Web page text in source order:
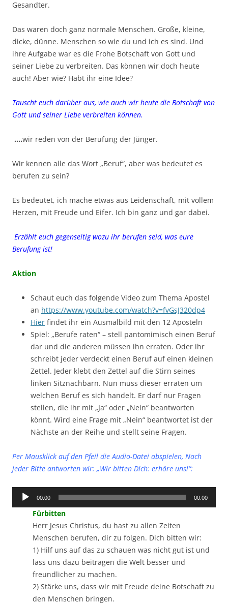
Gesandter.
Das waren doch ganz normale Menschen. Große, kleine,
dicke, dünne. Menschen so wie du und ich es sind. Und
ihre Aufgabe war es die Frohe Botschaft von Gott und
seiner Liebe zu verbreiten. Das können wir doch heute
auch! Aber wie? Habt ihr eine Idee?
Tauscht euch darüber aus, wie auch wir heute die Botschaft von
Gott und seiner Liebe verbreiten können.
….wir reden von der Berufung der Jünger.
Wir kennen alle das Wort „Beruf“, aber was bedeutet es
berufen zu sein?
Es bedeutet, ich mache etwas aus Leidenschaft, mit vollem
Herzen, mit Freude und Eifer. Ich bin ganz und gar dabei.
Erzählt euch gegenseitig wozu ihr berufen seid, was eure
Berufung ist!
Aktion
Schaut euch das folgende Video zum Thema Apostel
an https://www.youtube.com/watch?v=fvGsJ320dp4
Hier findet ihr ein Ausmalbild mit den 12 Aposteln
Spiel: „Berufe raten“ – stell pantomimisch einen Beruf
dar und die anderen müssen ihn erraten. Oder ihr
schreibt jeder verdeckt einen Beruf auf einen kleinen
Zettel. Jeder klebt den Zettel auf die Stirn seines
linken Sitznachbarn. Nun muss dieser erraten um
welchen Beruf es sich handelt. Er darf nur Fragen
stellen, die ihr mit „Ja“ oder „Nein“ beantworten
könnt. Wird eine Frage mit „Nein“ beantwortet ist der
Nächste an der Reihe und stellt seine Fragen.
Per Mausklick auf den Pfeil die Audio-Datei abspielen, Nach
jeder Bitte antworten wir: „Wir bitten Dich: erhöre uns!“:
Audio-
00:00 00:00
Fürbitten
Herr Jesus Christus, du hast zu allen Zeiten
Menschen berufen, dir zu folgen. Dich bitten wir:
1) Hilf uns auf das zu schauen was nicht gut ist und
lass uns dazu beitragen die Welt besser und
freundlicher zu machen.
2) Stärke uns, dass wir mit Freude deine Botschaft zu
den Menschen bringen.